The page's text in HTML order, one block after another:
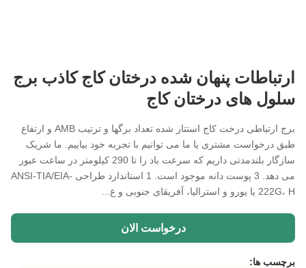
ارتباطات پنهان شده درختان کاج کاذب برج
سلول های درختان کاج
برج ارتباطی درخت کاج استتار شده تعداد برگها و ترتیب AMB و ارتفاع
طبق درخواست مشتری یا ما می توانیم با تجربه خود بیاییم. ما شریک
سازگار بلندمدتی داریم که سرعت باد را تا 290 کیلومتر در ساعت عبور
می دهد. 3 پوست دانه موجود است. 1 استاندارد طراحی ANSI-TIA/EIA-
222G، H یا یورو و استرالیا، آفریقای جنوبی و غ...
درخواست الان
برچسب ها: